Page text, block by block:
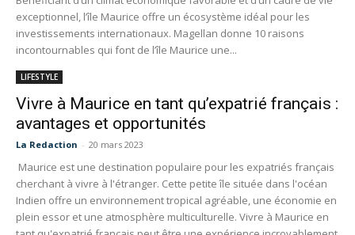
exceptionnel, l’île Maurice offre un écosystème idéal pour les
investissements internationaux. Magellan donne 10 raisons
incontournables qui font de l’île Maurice une...
LIFESTYLE
Vivre à Maurice en tant qu’expatrié français :
avantages et opportunités
La Redaction - 20 mars 2023
Maurice est une destination populaire pour les expatriés français
cherchant à vivre à l'étranger. Cette petite île située dans l'océan
Indien offre un environnement tropical agréable, une économie en
plein essor et une atmosphère multiculturelle. Vivre à Maurice en